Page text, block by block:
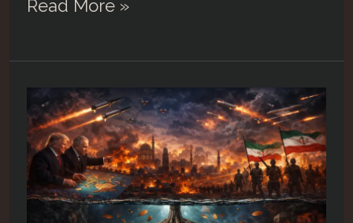
अमेरिका-
इराण
शिमग्याचं
कवित्व….##9
Read More »